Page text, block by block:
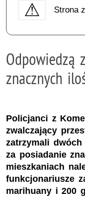
Strona
Odpowiedzą
znacznych
Policjanci z
zwalczający
zatrzymali
za posiadanie
mieszkaniach
funkcjonariusze
marihuany i 200